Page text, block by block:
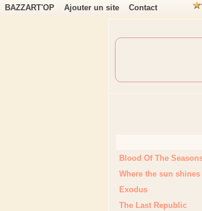
BAZZART'OP Ajouter un site Contact
Blood Of The
Where the sun shines
Exodus
The Last Republic